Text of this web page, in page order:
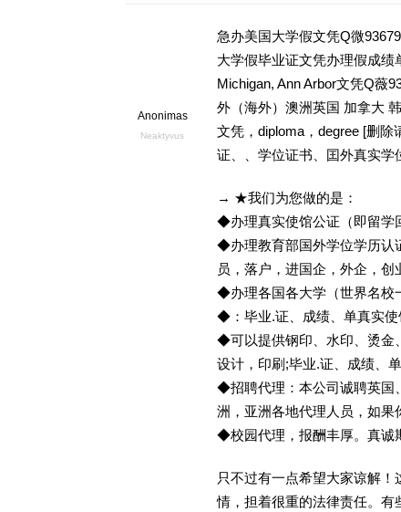
Anonimas
Neaktyvus
急办美国大学假文凭Q微
大学假毕业证文凭办理假成
Michigan, Ann Arbor文凭Q薇
外（海外）澳洲英国 加拿大
文凭，diploma，degree [删
证、、学位证书、囯外真实学
→ ★我们为您做的是：
◆办理真实使馆公证（即留学
◆办理教育部国外学位学历认
员，落户，进国企，外企，
◆办理各国各大学（世界名
◆：毕业.证、成绩、单真实使
◆可以提供钢印、水印、烫金
设计，印刷;毕业.证、成绩、
◆招聘代理：本公司诚聘英国
洲，亚洲各地代理人员，如果
◆校园代理，报酬丰厚。真诚
只不过有一点希望大家谅解
情，担着很重的法律责任。有